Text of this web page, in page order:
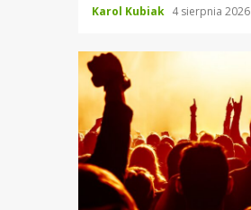
Karol Kubiak 4 sierpnia 2026